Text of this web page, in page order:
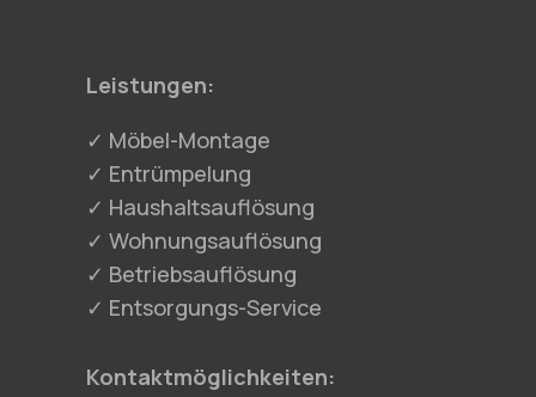
Leistungen:
✓ Möbel-Montage
✓ Entrümpelung
✓ Haushaltsauflösung
✓ Wohnungsauflösung
✓ Betriebsauflösung
✓ Entsorgungs-Service
Kontaktmöglichkeiten: